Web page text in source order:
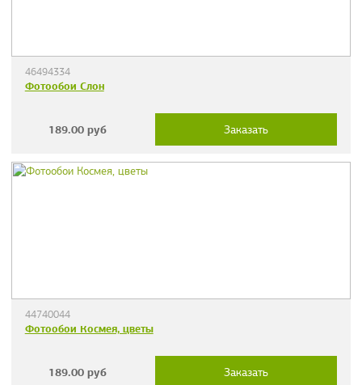
46494334
Фотообои Слон
189.00 руб Заказать
44740044
Фотообои Космея, цветы
189.00 руб Заказать